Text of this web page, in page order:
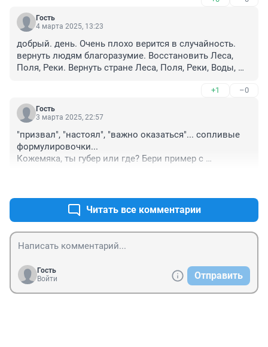
Гость
4 марта 2025, 13:23
добрый. день. Очень плохо верится в случайность.
вернуть людям благоразумие. Восстановить Леса,
Поля, Реки. Вернуть стране Леса, Поля, Реки, Воды,
историческую Родину. Без права возвращения на
Русь.
+1 –0
Гость
3 марта 2025, 22:57
"призвал", "настоял", "важно оказаться"... сопливые
формулировочки...
Кожемяка, ты губер или где? Бери пример с
Читать все комментарии
Гость
Войти
Отправить